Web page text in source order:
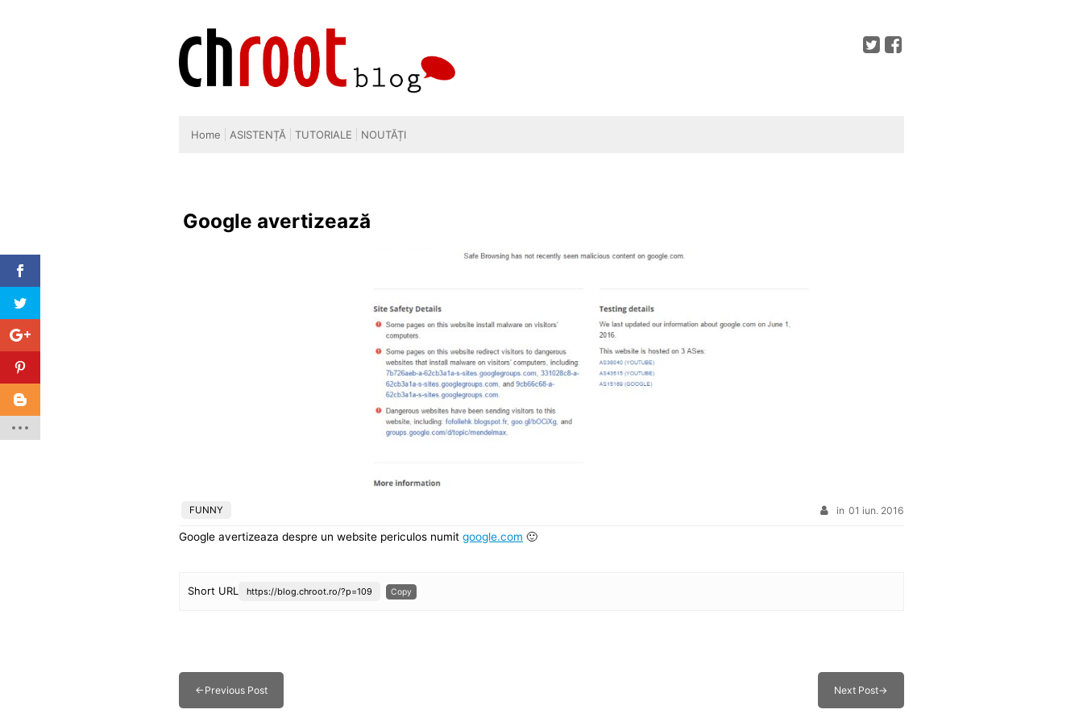
Home ASISTENȚĂ TUTORIALE NOUTĂȚI
Google avertizează
FUNNY in 01 iun. 2016
Google avertizeaza despre un website periculos numit google.com 🙂
Short URL https://blog.chroot.ro/?p=109 Copy
← Previous Post Next Post→